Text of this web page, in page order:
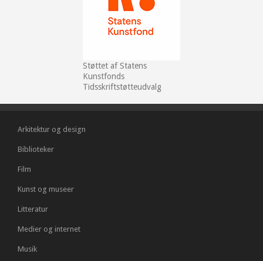
Støttet af Statens
Kunstfonds
Tidsskriftstøtteudvalg
Arkitektur og design
Biblioteker
Film
Kunst og museer
Litteratur
Medier og internet
Musik